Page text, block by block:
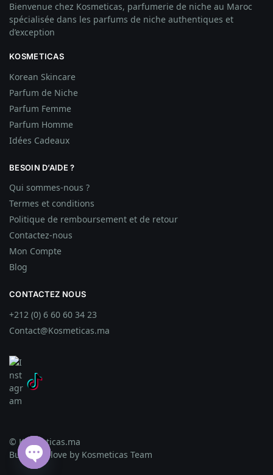
Bienvenue chez Kosmeticas, parfumerie de niche au Maroc
spécialisée dans les parfums de niche authentiques et
d’exception
KOSMETICAS
Korean Skincare
Parfum de Niche
Parfum Femme
Parfum Homme
Idées Cadeaux
BESOIN D’AIDE ?
Qui sommes-nous ?
Termes et conditions
Politique de remboursement et de retour
Contactez-nous
Mon Compte
Blog
CONTACTEZ NOUS
+212 (0) 6 60 60 34 23
Contact@Kosmeticas.ma
© Kosmeticas.ma
Built with love by Kosmeticas Team